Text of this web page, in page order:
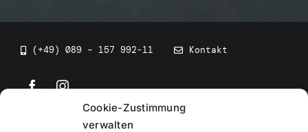
Cookie-Zustimmung
verwalten
(+49) 089 – 157 992-11 Kontakt
• BEV Bayerischer Eissportverband